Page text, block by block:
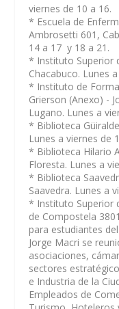
viernes de 10 a 16.
* Escuela de
Ambrosetti 601,
14 a 17 y 18 a 21.
* Instituto Superior
Chacabuco. Lunes
* Instituto de
Grierson (Anexo) -
Lugano. Lunes a
* Biblioteca
Lunes a viernes de
* Biblioteca Hilario
Floresta. Lunes a
* Biblioteca
Saavedra. Lunes a
* Instituto Superior
de Compostela
para estudiantes
Jorge Macri se
asociaciones,
sectores
e Industria de la
Empleados de